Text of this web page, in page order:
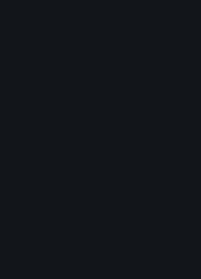
ponte entre os